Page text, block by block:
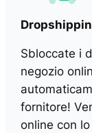
Sbloccate i
negozio
fornitore!
online con